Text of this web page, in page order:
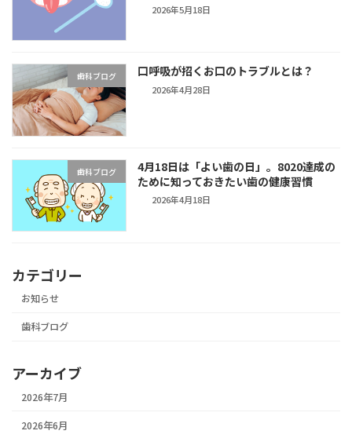
2026年5月18日
歯科ブログ 口呼吸が招くお口のトラブルとは？
2026年4月28日
歯科ブログ
4月18日は「よい歯の日」。8020達成の
ために知っておきたい歯の健康習慣
2026年4月18日
カテゴリー
お知らせ
歯科ブログ
アーカイブ
2026年7月
2026年6月